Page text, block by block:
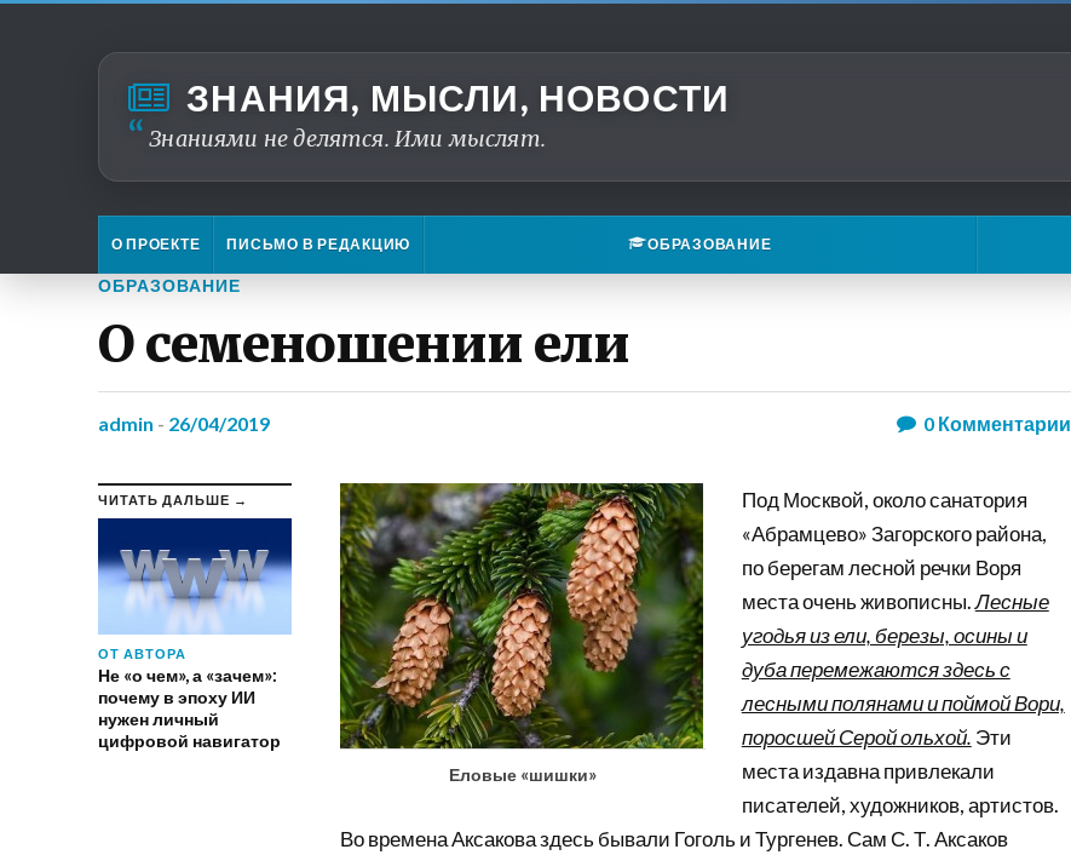
ЗНАНИЯ, МЫСЛИ, НОВОСТИ
Знаниями не делятся. Ими мыслят.
О ПРОЕКТЕ ПИСЬМО В РЕДАКЦИЮ ОБРАЗОВАНИЕ
ОБРАЗОВАНИЕ
О семеношении ели
admin - 26/04/2019 0Комментарии
ЧИТАТЬ ДАЛЬШЕ →
ОТ АВТОРА
Не «о чем», а «зачем»:
почему в эпоху ИИ
нужен личный
цифровой навигатор
Еловые «шишки»
Под Москвой, около санатория
«Абрамцево» Загорского района,
по берегам лесной речки Воря
места очень живописны.Лесные
угодья из ели, березы, осины и
дуба перемежаются здесь с
лесными полянами и поймой Вори,
поросшей Серой ольхой. Эти
места издавна привлекали
писателей, художников, артистов.
Во времена Аксакова здесь бывали Гоголь и Тургенев. Сам С. Т. Аксаков